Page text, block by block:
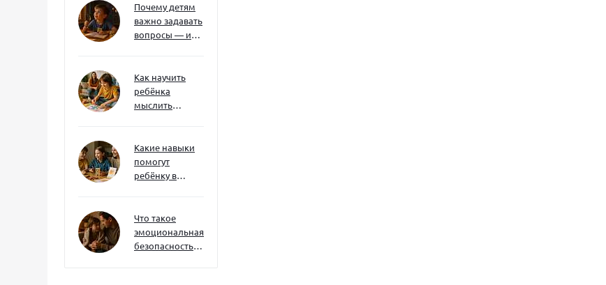
Почему детям
важно задавать
вопросы — и
Как научить
ребёнка
мыслить
сложностей
Какие навыки
помогут
ребёнку в
их уже сейчас
Что такое
эмоциональная
безопасность